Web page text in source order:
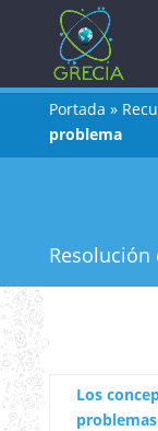
Portada »
problema
Los